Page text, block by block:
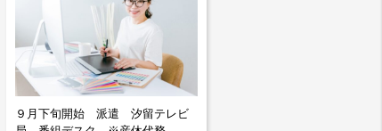
９月下旬開始 派遣 汐留テレビ